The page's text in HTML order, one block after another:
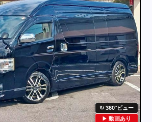
360°ビュー
動画あり